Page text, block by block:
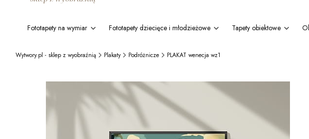
Fototapety na wymiar Fototapety dziecięce i młodzieżowe Tapety obiektowe
Wytwory.pl - sklep z wyobraźnią Plakaty Podróżnicze PLAKAT wenecja wz1